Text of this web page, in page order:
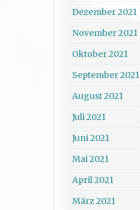
Dezember 2021
November 2021
Oktober 2021
September 2021
August 2021
Juli 2021
Juni 2021
Mai 2021
April 2021
März 2021